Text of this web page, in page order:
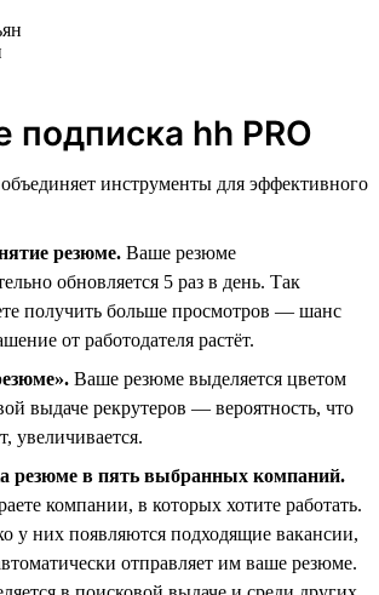
подписка hh PRO
инструменты для эффективного
резюме. Ваше резюме
обновляется 5 раз в день. Так
получить больше просмотров — шанс
от работодателя растёт.
Ваше резюме выделяется цветом
выдаче рекрутеров — вероятность, что
увеличивается.
резюме в пять выбранных компаний.
компании, в которых хотите работать.
у них появляются подходящие вакансии,
отправляет им ваше резюме.